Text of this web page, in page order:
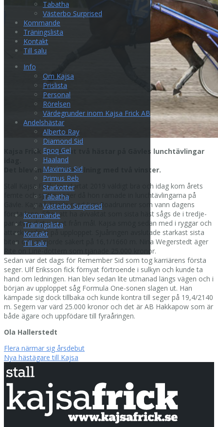
Tabatha
Västerbo Surprised
Kommande
Träningslista
Kontakt
Till salu
Info
Om Kajsa
Prislista
Personal
Rörelsen
Värdegrunder inom Kajsa Frick AB
Andelshästar
Alberto Ray
Diamond Sid
Epoq Gel
Haaland
Maximus Sid
Primus Reb
Starkotter
Tabatha
Västerbo Surprised
Kommande
Träningslista
Kontakt
Till salu
Kajsa Frick selade ut två hästar på Gävles lunchtävlingar
Det blev maximal utdelning med två vinster.
Stall Kajsa Frick har startat 2019 väldigt bra och idag kom årets
femte och sjätte seger då hon ramade in lunchtävlingarna på
Gävle. Kajsa började med Juni Roadrunner som vann dagens
första lopp. Efter att ha avvaktat som sista häst sågs de i tredje-
par utvändigt varvet från mål. Kajsa smög sedan med i ryggar och
attackerade in på upploppet. Sjuåringen avslutade starkast sista
biten och avgjorde säkert på 16,1/1660 m. Nina Wegerstedt äger
Rite on Line-dottern som tjänade 25.000 kronor.
Sedan var det dags för Remember Sid som tog karriärens första
seger. Ulf Eriksson fick förnyat förtroende i sulkyn och kunde ta
hand om ledningen. Han blev sedan lite utmanad längs vägen och i
början av upploppet såg Formula One-sonen slagen ut. Han
kämpade sig dock tillbaka och kunde kontra till seger på 19,4/2140
m. Segern var värd 25.000 kronor och det är AB Hakkapow som är
både ägare och uppfödare till fyraåringen.
Ola Hallerstedt
Inläggsnavigering
Flera närmar sig årsdebut
Nya hästägare till Kajsa